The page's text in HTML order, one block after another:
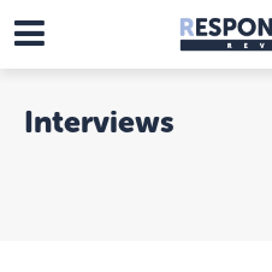
Interviews